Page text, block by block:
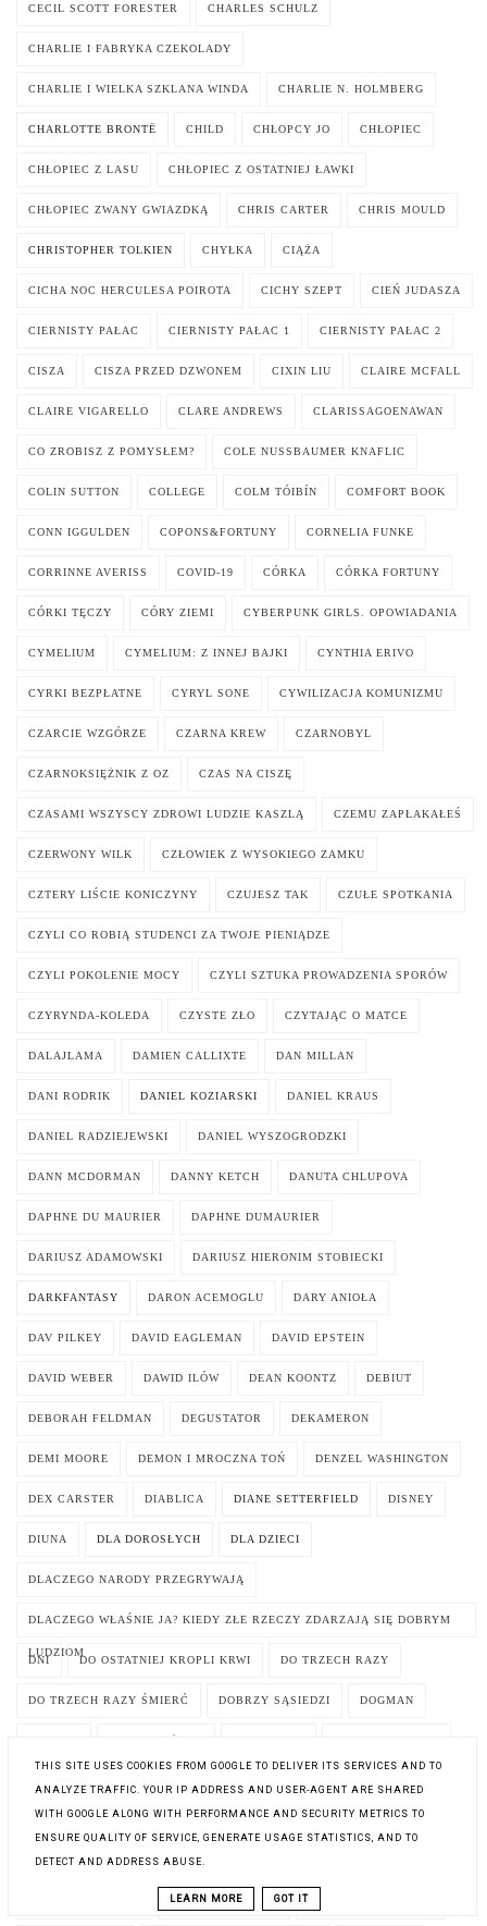
CECIL SCOTT FORESTER CHARLES SCHULZ
CHARLIE I FABRYKA CZEKOLADY
CHARLIE I WIELKA SZKLANA WINDA CHARLIE N. HOLMBERG
CHARLOTTE BRONTË CHILD CHŁOPCY JO CHŁOPIEC
CHŁOPIEC Z LASU CHŁOPIEC Z OSTATNIEJ ŁAWKI
CHŁOPIEC ZWANY GWIAZDKĄ CHRIS CARTER CHRIS MOULD
CHRISTOPHER TOLKIEN CHYŁKA CIĄŻA
CICHA NOC HERCULESA POIROTA CICHY SZEPT CIEŃ JUDASZA
CIERNISTY PAŁAC CIERNISTY PAŁAC 1 CIERNISTY PAŁAC 2
CISZA CISZA PRZED DZWONEM CIXIN LIU CLAIRE MCFALL
CLAIRE VIGARELLO CLARE ANDREWS CLARISSAGOENAWAN
CO ZROBISZ Z POMYSŁEM? COLE NUSSBAUMER KNAFLIC
COLIN SUTTON COLLEGE COLM TÓIBÍN COMFORT BOOK
CONN IGGULDEN COPONS&FORTUNY CORNELIA FUNKE
CORRINNE AVERISS COVID-19 CÓRKA CÓRKA FORTUNY
CÓRKI TĘCZY CÓRY ZIEMI CYBERPUNK GIRLS. OPOWIADANIA
CYMELIUM CYMELIUM: Z INNEJ BAJKI CYNTHIA ERIVO
CYRKI BEZPŁATNE CYRYL SONE CYWILIZACJA KOMUNIZMU
CZARCIE WZGÓRZE CZARNA KREW CZARNOBYL
CZARNOKSIĘŻNIK Z OZ CZAS NA CISZĘ
CZASAMI WSZYSCY ZDROWI LUDZIE KASZLĄ CZEMU ZAPŁAKAŁEŚ
CZERWONY WILK CZŁOWIEK Z WYSOKIEGO ZAMKU
CZTERY LIŚCIE KONICZYNY CZUJESZ TAK CZUŁE SPOTKANIA
CZYLI CO ROBIĄ STUDENCI ZA TWOJE PIENIĄDZE
CZYLI POKOLENIE MOCY CZYLI SZTUKA PROWADZENIA SPORÓW
CZYRYNDA-KOLEDA CZYSTE ZŁO CZYTAJĄC O MATCE
DALAJLAMA DAMIEN CALLIXTE DAN MILLAN
DANI RODRIK DANIEL KOZIARSKI DANIEL KRAUS
DANIEL RADZIEJEWSKI DANIEL WYSZOGRODZKI
DANN MCDORMAN DANNY KETCH DANUTA CHLUPOVA
DAPHNE DU MAURIER DAPHNE DUMAURIER
DARIUSZ ADAMOWSKI DARIUSZ HIERONIM STOBIECKI
DARKFANTASY DARON ACEMOGLU DARY ANIOŁA
DAV PILKEY DAVID EAGLEMAN DAVID EPSTEIN
DAVID WEBER DAWID ILÓW DEAN KOONTZ DEBIUT
DEBORAH FELDMAN DEGUSTATOR DEKAMERON
DEMI MOORE DEMON I MROCZNA TOŃ DENZEL WASHINGTON
DEX CARSTER DIABLICA DIANE SETTERFIELD DISNEY
DIUNA DLA DOROSŁYCH DLA DZIECI
DLACZEGO NARODY PRZEGRYWAJĄ
DLACZEGO WŁAŚNIE JA? KIEDY ZŁE RZECZY ZDARZAJĄ SIĘ DOBRYM
LUDZIOM
DNI DO OSTATNIEJ KROPLI KRWI DO TRZECH RAZY
DO TRZECH RAZY ŚMIERĆ DOBRZY SĄSIEDZI DOGMAN
DOM UKRYTYCH ZNACZEŃ
DOM Z PAPIERU. ESCAPE BOOK. DZIENNIK PROFESORA
DOMINIKA BRYCH
THIS SITE USES COOKIES FROM GOOGLE TO DELIVER ITS SERVICES AND TO
ANALYZE TRAFFIC. YOUR IP ADDRESS AND USER-AGENT ARE SHARED
WITH GOOGLE ALONG WITH PERFORMANCE AND SECURITY METRICS TO
ENSURE QUALITY OF SERVICE, GENERATE USAGE STATISTICS, AND TO
DETECT AND ADDRESS ABUSE.
LEARN MORE GOT IT